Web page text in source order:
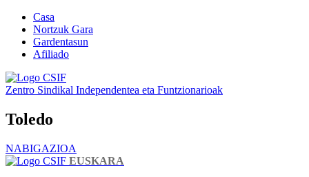
Casa
Nortzuk Gara
Gardentasun
Afiliado
Zentro Sindikal Independentea eta Funtzionarioak
Toledo
NABIGAZIOA
EUSKARA